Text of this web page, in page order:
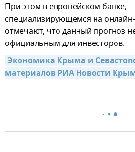
При этом в европейском банке,
специализирующемся на
отмечают, что данный прогноз
официальным для инвесторов.
Экономика Крыма и
материалов РИА Новости